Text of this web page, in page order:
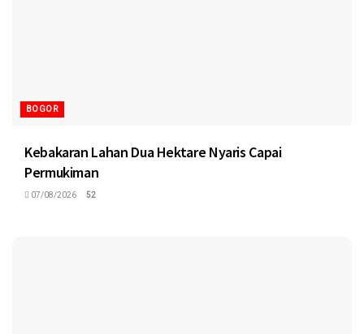
BOGOR
Kebakaran Lahan Dua Hektare Nyaris Capai
Permukiman
07/08/2026 52